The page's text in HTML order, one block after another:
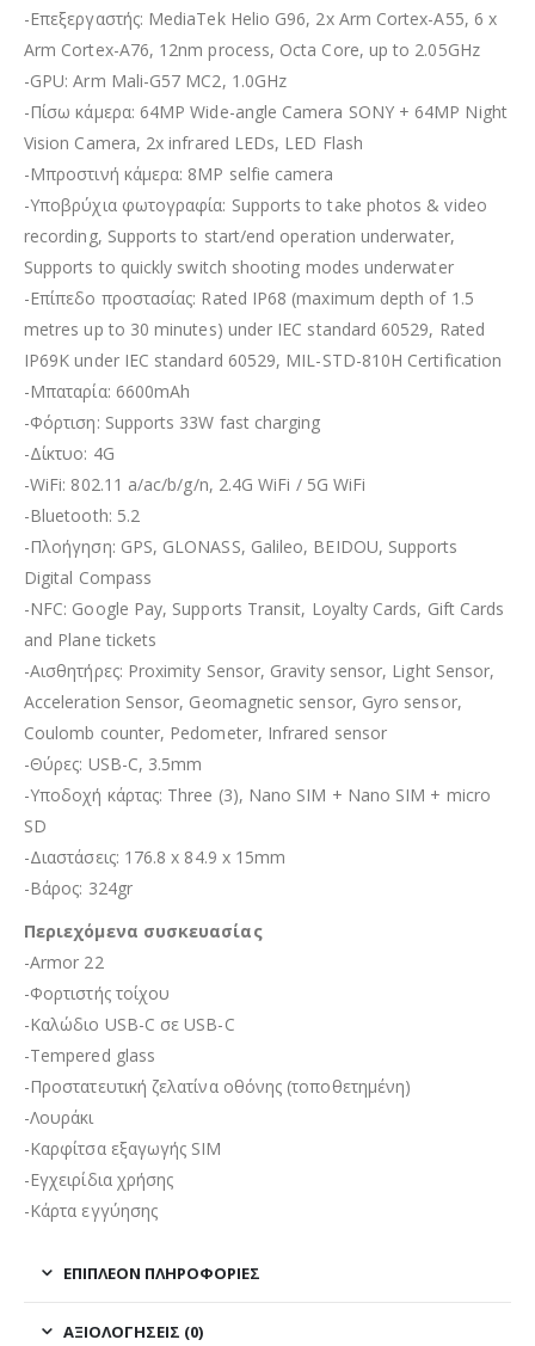
-Επεξεργαστής: MediaTek Helio G96, 2x Arm Cortex-A55, 6 x
Arm Cortex-A76, 12nm process, Octa Core, up to 2.05GHz
-GPU: Arm Mali-G57 MC2, 1.0GHz
-Πίσω κάμερα: 64MP Wide-angle Camera SONY + 64MP Night
Vision Camera, 2x infrared LEDs, LED Flash
-Μπροστινή κάμερα: 8MP selfie camera
-Υποβρύχια φωτογραφία: Supports to take photos & video
recording, Supports to start/end operation underwater,
Supports to quickly switch shooting modes underwater
-Επίπεδο προστασίας: Rated IP68 (maximum depth of 1.5
metres up to 30 minutes) under IEC standard 60529, Rated
IP69K under IEC standard 60529, MIL-STD-810H Certification
-Μπαταρία: 6600mAh
-Φόρτιση: Supports 33W fast charging
-Δίκτυο: 4G
-WiFi: 802.11 a/ac/b/g/n, 2.4G WiFi / 5G WiFi
-Bluetooth: 5.2
-Πλοήγηση: GPS, GLONASS, Galileo, BEIDOU, Supports
Digital Compass
-NFC: Google Pay, Supports Transit, Loyalty Cards, Gift Cards
and Plane tickets
-Αισθητήρες: Proximity Sensor, Gravity sensor, Light Sensor,
Acceleration Sensor, Geomagnetic sensor, Gyro sensor,
Coulomb counter, Pedometer, Infrared sensor
-Θύρες: USB-C, 3.5mm
-Υποδοχή κάρτας: Three (3), Nano SIM + Nano SIM + micro
SD
-Διαστάσεις: 176.8 x 84.9 x 15mm
-Βάρος: 324gr
Περιεχόμενα συσκευασίας
-Armor 22
-Φορτιστής τοίχου
-Καλώδιο USB-C σε USB-C
-Tempered glass
-Προστατευτική ζελατίνα οθόνης (τοποθετημένη)
-Λουράκι
-Καρφίτσα εξαγωγής SIM
-Εγχειρίδια χρήσης
-Κάρτα εγγύησης
ΕΠΙΠΛΈΟΝ ΠΛΗΡΟΦΟΡΊΕΣ
ΑΞΙΟΛΟΓΉΣΕΙΣ (0)